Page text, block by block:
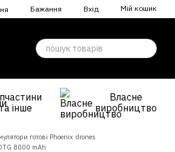
Бажання Вхід Мій кошик
інше
Власне
виробництво
готові Phoenix drones
8000 mAh